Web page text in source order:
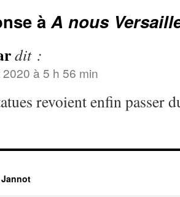
àA nous
dit :
2020 à 5 h 56 min
revoient enfin passer